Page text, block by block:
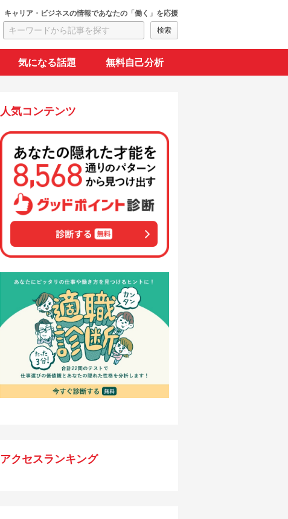
キャリア・ビジネスの情報であなたの「働く」を応援
気になる話題 無料自己分析
人気コンテンツ
アクセスランキング